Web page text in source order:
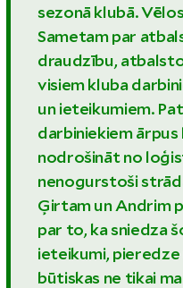
sezonā klubā.
Sametam par
draudzību,
visiem kluba
un ieteikumiem.
darbiniekiem
nodrošināt no
nenogurstoši
Ģirtam un Andrim
par to, ka sniedza
ieteikumi, pieredze
būtiskas ne tikai